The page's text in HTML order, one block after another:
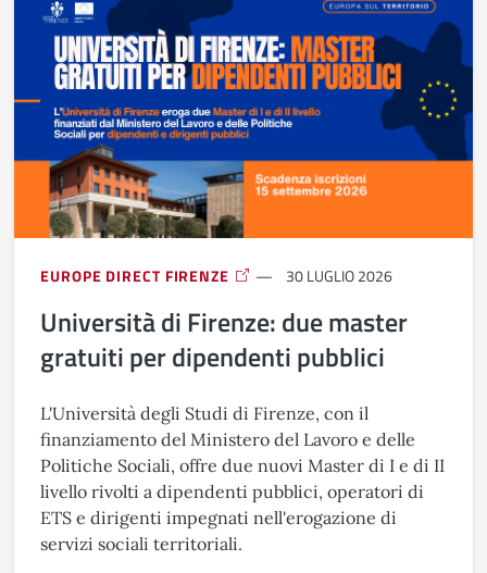
EUROPE DIRECT FIRENZE 30 LUGLIO 2026
Università di Firenze: due master
gratuiti per dipendenti pubblici
L'Università degli Studi di Firenze, con il
finanziamento del Ministero del Lavoro e delle
Politiche Sociali, offre due nuovi Master di I e di II
livello rivolti a dipendenti pubblici, operatori di
ETS e dirigenti impegnati nell'erogazione di
servizi sociali territoriali.